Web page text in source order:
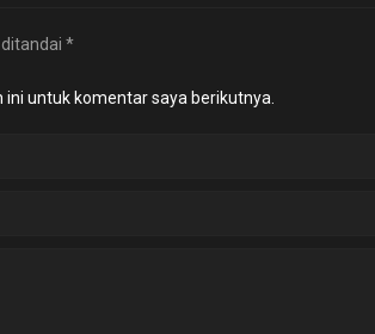
*
untuk komentar saya berikutnya.